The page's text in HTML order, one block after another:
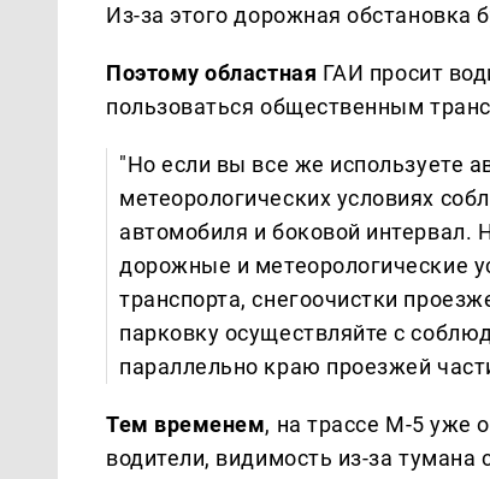
Из-за этого дорожная обстановка
Поэтому областная ГАИ просит
пользоваться общественным
"Но если вы все же используете
метеорологических условиях
автомобиля и боковой
дорожные и метеорологические
транспорта, снегоочистки
парковку осуществляйте с
параллельно краю проезжей
Тем временем, на трассе М-5 уже
водители, видимость из-за тумана